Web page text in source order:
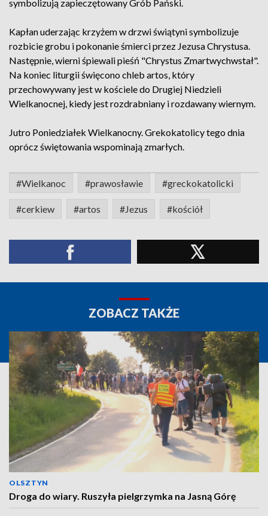
symbolizują zapieczętowany Grób Pański.
Kapłan uderzając krzyżem w drzwi świątyni symbolizuje
rozbicie grobu i pokonanie śmierci przez Jezusa Chrystusa.
Następnie, wierni śpiewali pieśń "Chrystus Zmartwychwstał".
Na koniec liturgii święcono chleb artos, który
przechowywany jest w kościele do Drugiej Niedzieli
Wielkanocnej, kiedy jest rozdrabniany i rozdawany wiernym.
Jutro Poniedziałek Wielkanocny. Grekokatolicy tego dnia
oprócz świętowania wspominają zmarłych.
#Wielkanoc #prawosławie #greckokatolicki
#cerkiew #artos #Jezus #kościół
ZOBACZ TAKŻE
OLSZTYN
Droga do wiary. Ruszyła pielgrzymka na Jasną Górę